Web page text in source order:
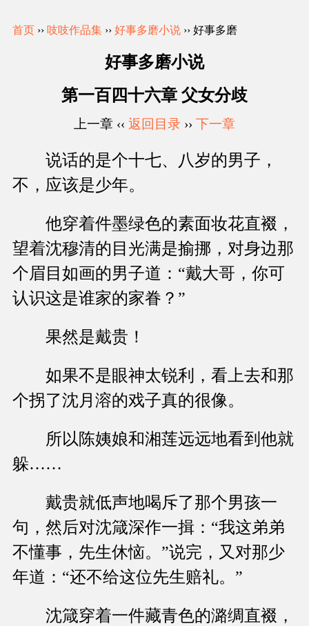
首页 ›› 吱吱作品集 ›› 好事多磨小说 ›› 好事多磨
好事多磨小说
第一百四十六章 父女分歧
上一章 ‹‹ 返回目录 ›› 下一章
说话的是个十七、八岁的男子，
不，应该是少年。
他穿着件墨绿色的素面妆花直裰，
望着沈穆清的目光满是揄挪，对身边那
个眉目如画的男子道：“戴大哥，你可
认识这是谁家的家眷？”
果然是戴贵！
如果不是眼神太锐利，看上去和那
个拐了沈月溶的戏子真的很像。
所以陈姨娘和湘莲远远地看到他就
躲……
戴贵就低声地喝斥了那个男孩一
句，然后对沈箴深作一揖：“我这弟弟
不懂事，先生休恼。”说完，又对那少
年道：“还不给这位先生赔礼。”
沈箴穿着一件藏青色的潞绸直裰，